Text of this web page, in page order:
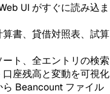
UI がすぐに読み込ま
書、貸借対照表、試算
ト、全エントリの検索
座残高と変動を可視化
Beancount ファイル